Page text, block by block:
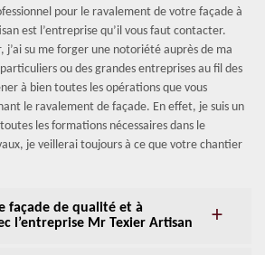
pour le ravalement de votre façade à
est l’entreprise qu’il vous faut contacter.
j’ai su me forger une notoriété auprès de ma
particuliers ou des grandes entreprises au fil des
à bien toutes les opérations que vous
le ravalement de façade. En effet, je suis un
les formations nécessaires dans le
je veillerai toujours à ce que votre chantier
façade de qualité et à
l’entreprise Mr Texier Artisan